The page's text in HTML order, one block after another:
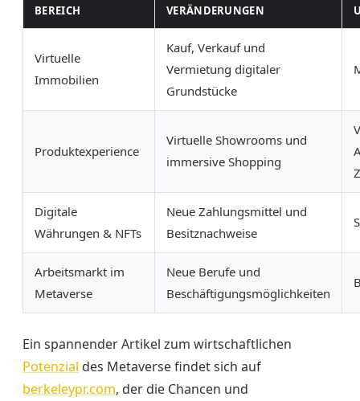
BEREICH
VERÄNDERUNGEN
Virtuelle
Immobilien
Kauf, Verkauf und
Vermietung digitaler
Grundstücke
Produktexperience
Virtuelle Showrooms und
immersive Shopping
Digitale
Währungen & NFTs
Neue Zahlungsmittel und
Besitznachweise
Arbeitsmarkt im
Metaverse
Neue Berufe und
Beschäftigungsmöglichkeiten
Ein spannender Artikel zum wirtschaftlichen
Potenzial des Metaverse findet sich auf
berkeleypr.com, der die Chancen und